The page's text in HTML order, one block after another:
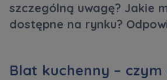
szczególną uwagę? Jakie
dostępne na rynku?
Blat kuchenny – czym
Informujemy, że w trosce o
Rozwiń
Rozwiń
Зв’яжіться з нами